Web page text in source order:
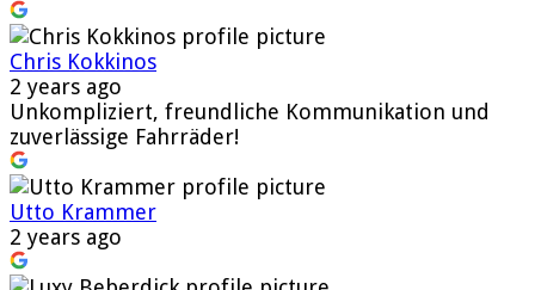
Chris Kokkinos
2 years ago
Unkompliziert, freundliche Kommunikation und
zuverlässige Fahrräder!
Utto Krammer
2 years ago